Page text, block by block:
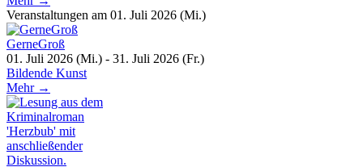
Veranstaltungen am 01. Juli 2026 (Mi.)
GerneGroß
01. Juli 2026 (Mi.) - 31. Juli 2026 (Fr.)
Bildende Kunst
Mehr →